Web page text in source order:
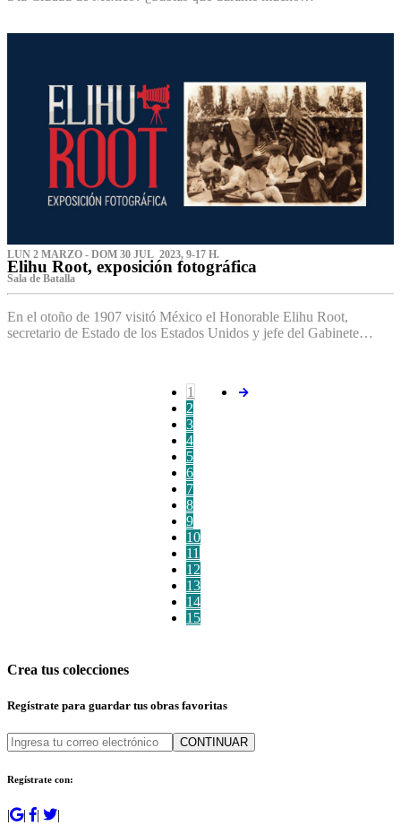
LUN 2 MARZO - DOM 30 JUL 2023, 9-17 H.
Elihu Root, exposición fotográfica
Sala de Batalla
En el otoño de 1907 visitó México el Honorable Elihu Root,
secretario de Estado de los Estados Unidos y jefe del Gabinete…
1
2
3
4
5
6
7
8
9
10
11
12
13
14
15
Crea tus colecciones
Regístrate para guardar tus obras favoritas
CONTINUAR
Regístrate con:
| | | |